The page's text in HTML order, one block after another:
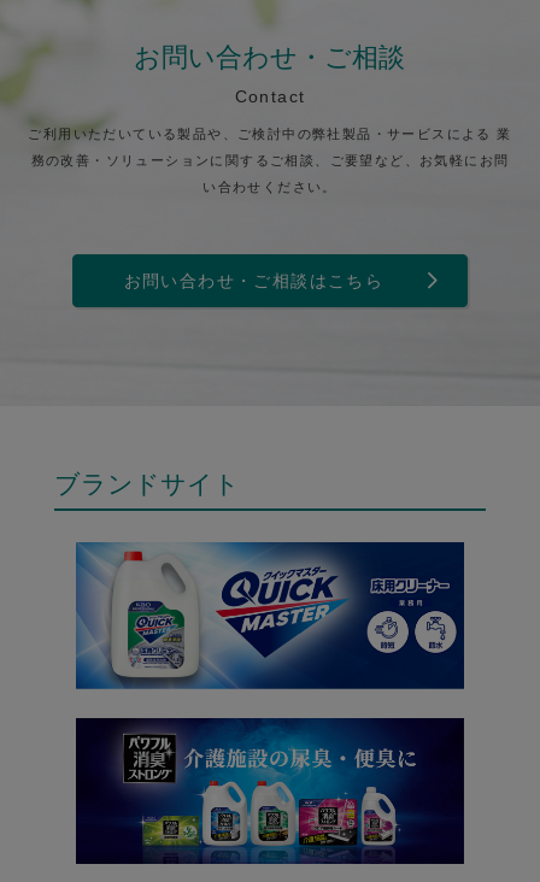
お問い合わせ・ご相談
Contact
ご利用いただいている製品や、ご検討中の弊社製品・サービスによる 業
務の改善・ソリューションに関するご相談、ご要望など、お気軽にお問
い合わせください。
お問い合わせ・ご相談はこちら
ブランドサイト